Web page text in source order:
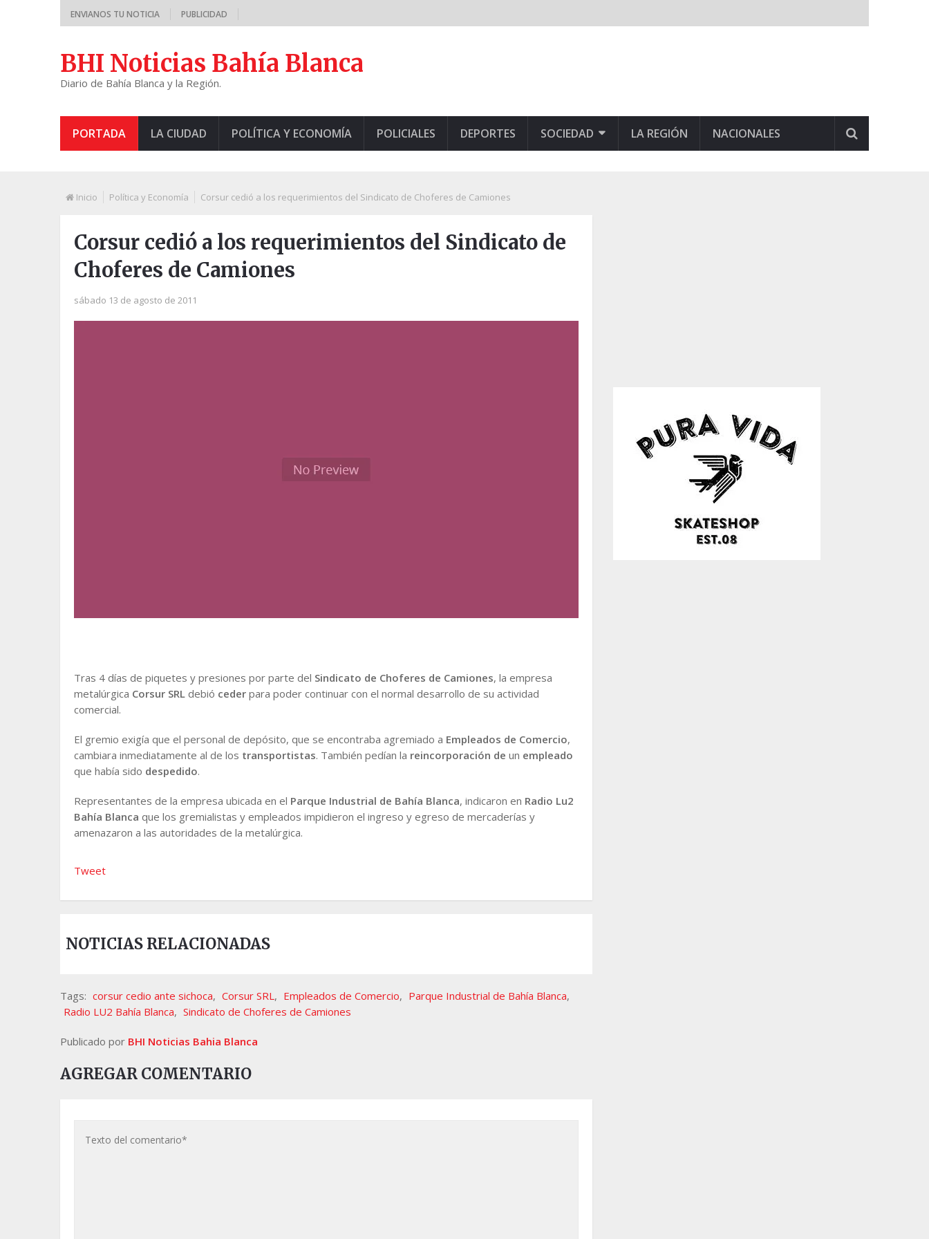
ENVIANOS TU NOTICIA PUBLICIDAD
BHI Noticias Bahía Blanca
Diario de Bahía Blanca y la Región.
PORTADA LA CIUDAD POLÍTICA Y ECONOMÍA POLICIALES DEPORTES SOCIEDAD LA REGIÓN NACIONALES
Inicio Política y Economía Corsur cedió a los requerimientos del Sindicato de Choferes de Camiones
Corsur cedió a los requerimientos del Sindicato de
Choferes de Camiones
sábado 13 de agosto de 2011
Tras 4 días de piquetes y presiones por parte del Sindicato de Choferes de Camiones, la empresa
metalúrgica Corsur SRL debió ceder para poder continuar con el normal desarrollo de su actividad
comercial.
El gremio exigía que el personal de depósito, que se encontraba agremiado a Empleados de Comercio,
cambiara inmediatamente al de los transportistas. También pedían la reincorporación de un empleado
que había sido despedido.
Representantes de la empresa ubicada en el Parque Industrial de Bahía Blanca, indicaron en Radio Lu2
Bahía Blanca que los gremialistas y empleados impidieron el ingreso y egreso de mercaderías y
amenazaron a las autoridades de la metalúrgica.
Tweet
NOTICIAS RELACIONADAS
Tags: corsur cedio ante sichoca, Corsur SRL, Empleados de Comercio, Parque Industrial de Bahía Blanca,
Radio LU2 Bahía Blanca, Sindicato de Choferes de Camiones
Publicado por BHI Noticias Bahia Blanca
AGREGAR COMENTARIO